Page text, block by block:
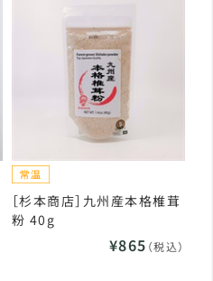
［杉本商店］九州産本格椎茸
粉 40g
¥865 （税込）